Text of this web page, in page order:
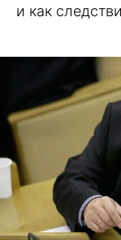
и как